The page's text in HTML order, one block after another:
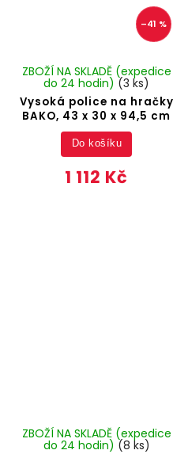
–41 %
Vysoká police na hračky
BAKO, 43 x 30 x 94,5 cm
ZBOŽÍ NA SKLADĚ (expedice
do 24 hodin) (3 ks)
1 112 Kč
Do košíku
ZBOŽÍ NA SKLADĚ (expedice
do 24 hodin) (8 ks)